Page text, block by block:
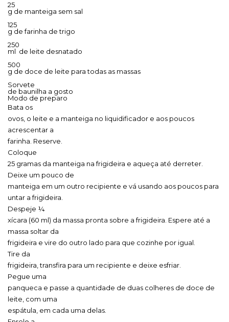
25
g de manteiga sem sal
125
g de farinha de trigo
250
ml de leite desnatado
500
g de doce de leite para todas as massas
Sorvete
de baunilha a gosto
Modo de preparo
Bata os
ovos, o leite e a manteiga no liquidificador e aos poucos
acrescentar a
farinha. Reserve.
Coloque
25 gramas da manteiga na frigideira e aqueça até derreter.
Deixe um pouco de
manteiga em um outro recipiente e vá usando aos poucos para
untar a frigideira.
Despeje ¼
xícara (60 ml) da massa pronta sobre a frigideira. Espere até a
massa soltar da
frigideira e vire do outro lado para que cozinhe por igual.
Tire da
frigideira, transfira para um recipiente e deixe esfriar.
Pegue uma
panqueca e passe a quantidade de duas colheres de doce de
leite, com uma
espátula, em cada uma delas.